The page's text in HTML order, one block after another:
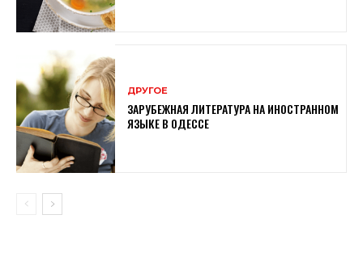
ДРУГОЕ
ЗАРУБЕЖНАЯ ЛИТЕРАТУРА НА ИНОСТРАННОМ
ЯЗЫКЕ В ОДЕССЕ